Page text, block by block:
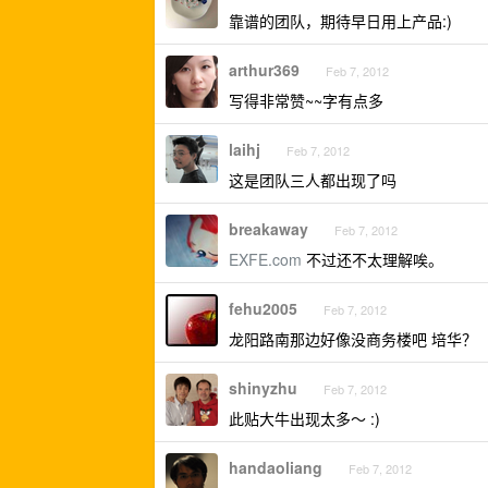
靠谱的团队，期待早日用上产品:)
arthur369 Feb 7, 2012
写得非常赞~~字有点多
laihj Feb 7, 2012
这是团队三人都出现了吗
breakaway Feb 7, 2012
EXFE.com 不过还不太理解唉。
fehu2005 Feb 7, 2012
龙阳路南那边好像没商务楼吧 培华？
shinyzhu Feb 7, 2012
此贴大牛出现太多～ :)
handaoliang Feb 7, 2012